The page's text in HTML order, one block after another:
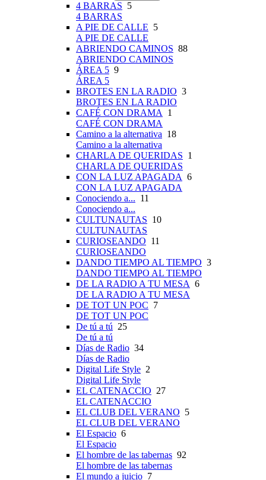
4 BARRAS 5
4 BARRAS
A PIE DE CALLE 5
A PIE DE CALLE
ABRIENDO CAMINOS 88
ABRIENDO CAMINOS
ÁREA 5 9
ÁREA 5
BROTES EN LA RADIO 3
BROTES EN LA RADIO
CAFÉ CON DRAMA 1
CAFÉ CON DRAMA
Camino a la alternativa 18
Camino a la alternativa
CHARLA DE QUERIDAS 1
CHARLA DE QUERIDAS
CON LA LUZ APAGADA 6
CON LA LUZ APAGADA
Conociendo a... 11
Conociendo a...
CULTUNAUTAS 10
CULTUNAUTAS
CURIOSEANDO 11
CURIOSEANDO
DANDO TIEMPO AL TIEMPO 3
DANDO TIEMPO AL TIEMPO
DE LA RADIO A TU MESA 6
DE LA RADIO A TU MESA
DE TOT UN POC 7
DE TOT UN POC
De tú a tú 25
De tú a tú
Días de Radio 34
Días de Radio
Digital Life Style 2
Digital Life Style
EL CATENACCIO 27
EL CATENACCIO
EL CLUB DEL VERANO 5
EL CLUB DEL VERANO
El Espacio 6
El Espacio
El hombre de las tabernas 92
El hombre de las tabernas
El mundo a juicio 7